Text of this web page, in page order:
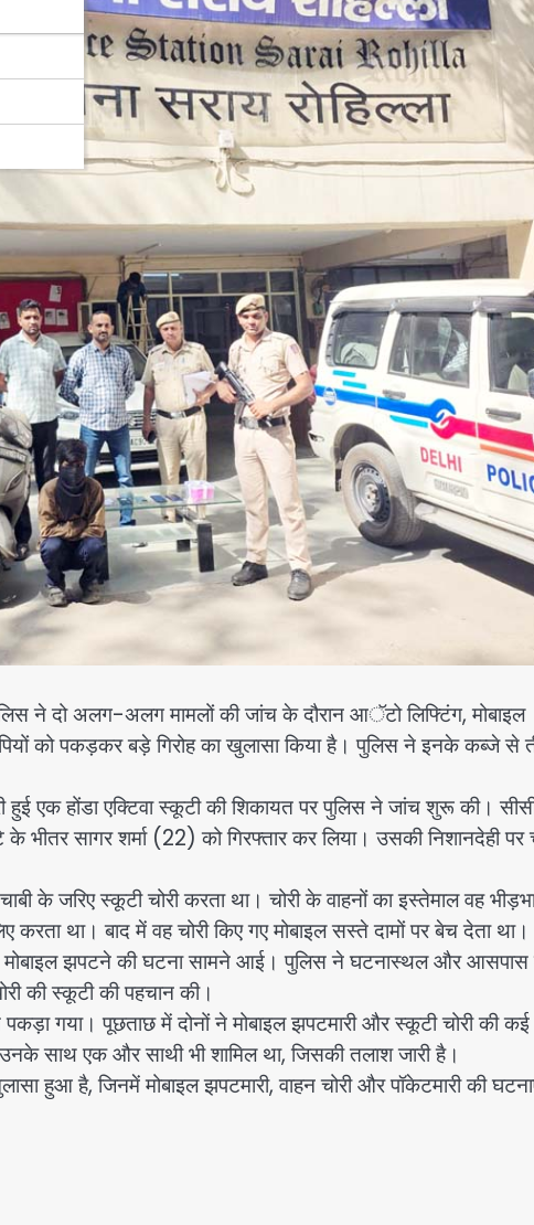
ने दो अलग-अलग मामलों की जांच के दौरान आॅटो लिफ्टिंग, मोबाइल
को पकड़कर बड़े गिरोह का खुलासा किया है। पुलिस ने इनके कब्जे से
हुई एक होंडा एक्टिवा स्कूटी की शिकायत पर पुलिस ने जांच शुरू की।
सागर शर्मा (22) को गिरफ्तार कर लिया। उसकी निशानदेही पर
के जरिए स्कूटी चोरी करता था। चोरी के वाहनों का इस्तेमाल वह
करता था। बाद में वह चोरी किए गए मोबाइल सस्ते दामों पर बेच देता था।
मोबाइल झपटने की घटना सामने आई। पुलिस ने घटनास्थल और
की स्कूटी की पहचान की।
पकड़ा गया। पूछताछ में दोनों ने मोबाइल झपटमारी और स्कूटी चोरी की कई
उनके साथ एक और साथी भी शामिल था, जिसकी तलाश जारी है।
हुआ है, जिनमें मोबाइल झपटमारी, वाहन चोरी और पॉकेटमारी की